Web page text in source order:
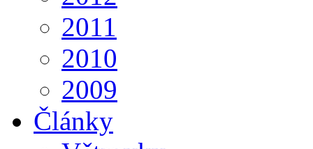
2011
2010
2009
Články